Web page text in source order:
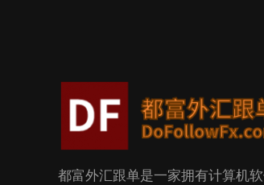
都富外汇跟单是一家拥有计算机